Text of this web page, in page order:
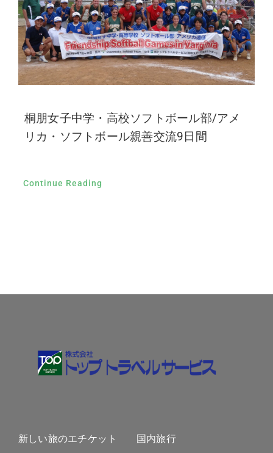
桐朋女子中学・高校ソフトボール部/アメ
リカ・ソフトボール親善交流9日間
Continue Reading
新しい旅のエチケット 国内旅行